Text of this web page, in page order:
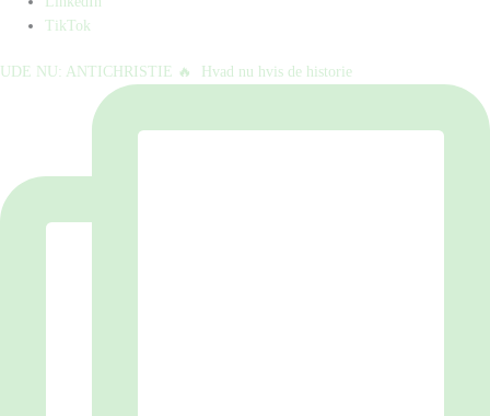
TikTok
UDE NU: ANTICHRISTIE 🔥⁠ ⁠ Hvad nu hvis de historie